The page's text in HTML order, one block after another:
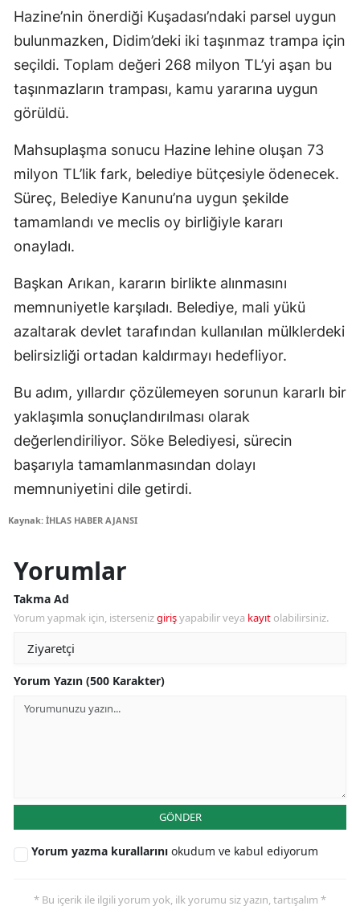
Hazine’nin önerdiği Kuşadası’ndaki parsel uygun
bulunmazken, Didim’deki iki taşınmaz trampa için
seçildi. Toplam değeri 268 milyon TL’yi aşan bu
taşınmazların trampası, kamu yararına uygun
görüldü.
Mahsuplaşma sonucu Hazine lehine oluşan 73
milyon TL’lik fark, belediye bütçesiyle ödenecek.
Süreç, Belediye Kanunu’na uygun şekilde
tamamlandı ve meclis oy birliğiyle kararı
onayladı.
Başkan Arıkan, kararın birlikte alınmasını
memnuniyetle karşıladı. Belediye, mali yükü
azaltarak devlet tarafından kullanılan mülklerdeki
belirsizliği ortadan kaldırmayı hedefliyor.
Bu adım, yıllardır çözülemeyen sorunun kararlı bir
yaklaşımla sonuçlandırılması olarak
değerlendiriliyor. Söke Belediyesi, sürecin
başarıyla tamamlanmasından dolayı
memnuniyetini dile getirdi.
Kaynak: İHLAS HABER AJANSI
Yorumlar
Takma Ad
Yorum yapmak için, istersenizgirişyapabilir veya kayıt olabilirsiniz.
Yorum Yazın (500 Karakter)
GÖNDER
Yorum yazma kurallarını okudum ve kabul ediyorum
* Bu içerik ile ilgili yorum yok, ilk yorumu siz yazın, tartışalım *